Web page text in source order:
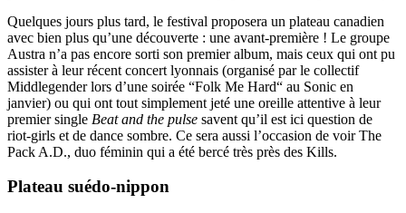
Quelques jours plus tard, le festival proposera un plateau canadien
avec bien plus qu’une découverte : une avant-première ! Le groupe
Austra n’a pas encore sorti son premier album, mais ceux qui ont pu
assister à leur récent concert lyonnais (organisé par le collectif
Middlegender lors d’une soirée “Folk Me Hard“ au Sonic en
janvier) ou qui ont tout simplement jeté une oreille attentive à leur
premier single Beat and the pulse savent qu’il est ici question de
riot-girls et de dance sombre. Ce sera aussi l’occasion de voir The
Pack A.D., duo féminin qui a été bercé très près des Kills.
Plateau suédo-nippon